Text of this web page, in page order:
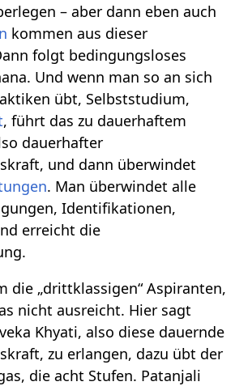
– aber dann eben auch
kommen aus dieser
folgt bedingungsloses
Und wenn man so an sich
übt, Selbststudium,
, führt das zu dauerhaftem
dauerhafter
und dann überwindet
. Man überwindet alle
Identifikationen,
erreicht die
die „drittklassigen“ Aspiranten,
nicht ausreicht. Hier sagt
Khyati, also diese dauernde
zu erlangen, dazu übt der
die acht Stufen. Patanjali